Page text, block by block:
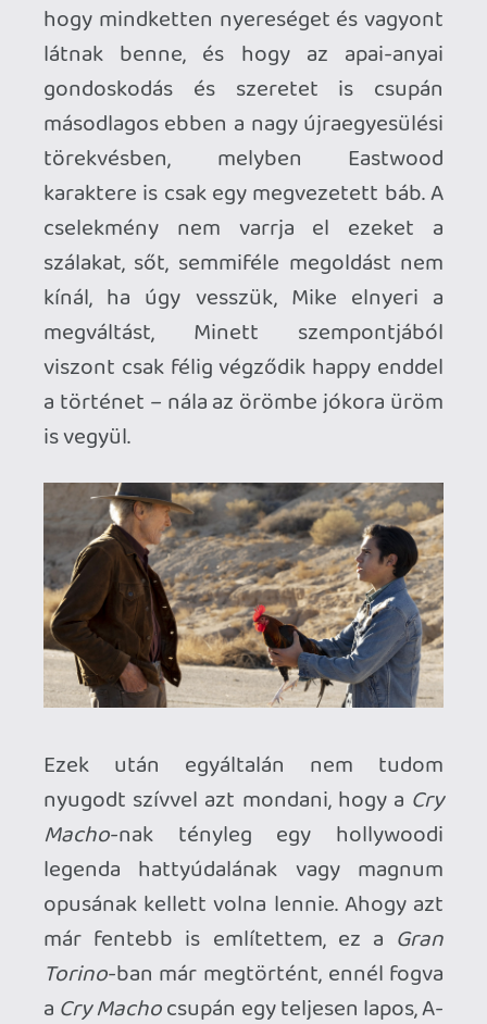
évvel ezelőtt, amikor még formában volt.
Necroman Mk2
QUAKE CHAMPIONS FREEPLAY
6 napja
Necroman Mk2
WRATH OF THE GODS
2026.07.22. 1